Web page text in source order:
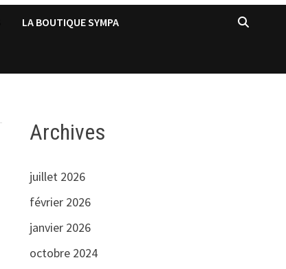
LA BOUTIQUE SYMPA
Archives
juillet 2026
février 2026
janvier 2026
octobre 2024